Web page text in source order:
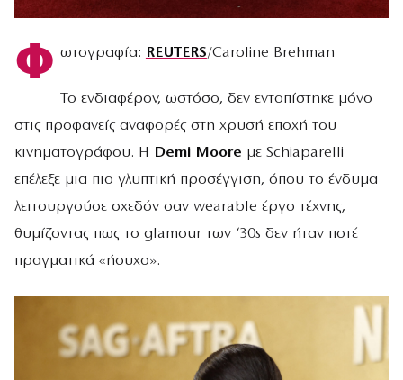
Φ ωτογραφία: REUTERS/Caroline Brehman
Το ενδιαφέρον, ωστόσο, δεν εντοπίστηκε μόνο
στις προφανείς αναφορές στη χρυσή εποχή του
κινηματογράφου. Η
Demi Moore με Schiaparelli
επέλεξε μια πιο γλυπτική προσέγγιση, όπου το ένδυμα
λειτουργούσε σχεδόν σαν wearable έργο τέχνης,
θυμίζοντας πως το glamour των ‘30s δεν ήταν ποτέ
πραγματικά «ήσυχο».